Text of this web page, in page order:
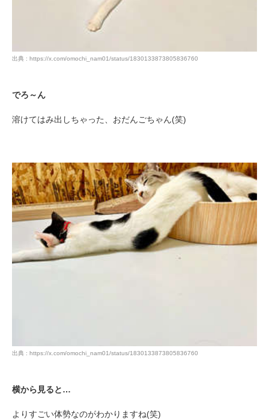
出典 : https://x.com/omochi_nam01/status/1830133873805836760
でろ～ん
溶けてはみ出しちゃった、おだんごちゃん(笑)
出典 : https://x.com/omochi_nam01/status/1830133873805836760
横から見ると…
よりすごい体勢なのがわかりますね(笑)
pecodogs
pecocats